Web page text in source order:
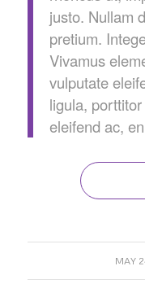
justo. Nullam
pretium.
Vivamus
vulputate
ligula,
eleifend ac,
MAY
/